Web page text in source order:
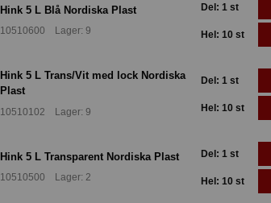
Hink 5 L Blå Nordiska Plast
10510600 Lager: 9
Del: 1 st
Hel: 10 st
Hink 5 L Trans/Vit med lock Nordiska
Plast
10510102 Lager: 9
Del: 1 st
Hel: 10 st
Hink 5 L Transparent Nordiska Plast
10510500 Lager: 2
Del: 1 st
Hel: 10 st